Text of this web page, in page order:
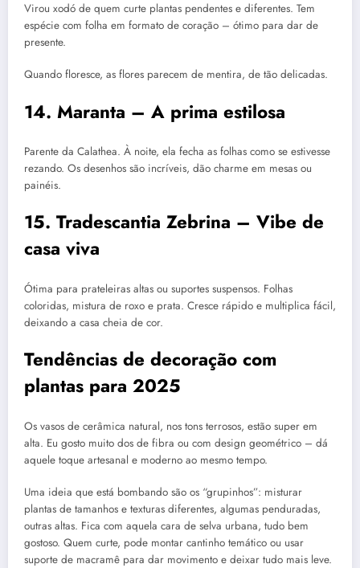
Virou xodó de quem curte plantas pendentes e diferentes. Tem
espécie com folha em formato de coração – ótimo para dar de
presente.
Quando floresce, as flores parecem de mentira, de tão delicadas.
14. Maranta – A prima estilosa
Parente da Calathea. À noite, ela fecha as folhas como se estivesse
rezando. Os desenhos são incríveis, dão charme em mesas ou
painéis.
15. Tradescantia Zebrina – Vibe de
casa viva
Ótima para prateleiras altas ou suportes suspensos. Folhas
coloridas, mistura de roxo e prata. Cresce rápido e multiplica fácil,
deixando a casa cheia de cor.
Tendências de decoração com
plantas para 2025
Os vasos de cerâmica natural, nos tons terrosos, estão super em
alta. Eu gosto muito dos de fibra ou com design geométrico – dá
aquele toque artesanal e moderno ao mesmo tempo.
Uma ideia que está bombando são os “grupinhos”: misturar
plantas de tamanhos e texturas diferentes, algumas penduradas,
outras altas. Fica com aquela cara de selva urbana, tudo bem
gostoso. Quem curte, pode montar cantinho temático ou usar
suporte de macramê para dar movimento e deixar tudo mais leve.